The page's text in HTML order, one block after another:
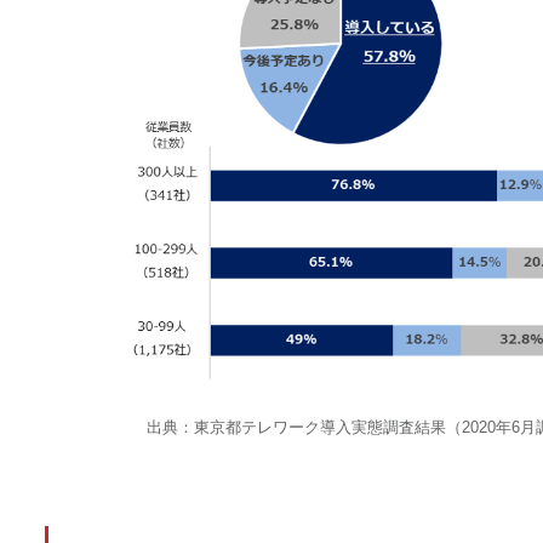
出典：東京都テレワーク導入実態調査結果（2020年6月